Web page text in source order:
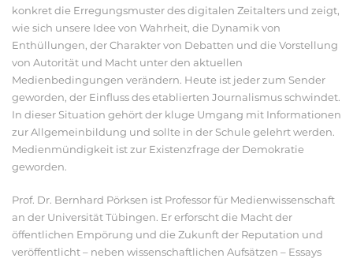
konkret die Erregungsmuster des digitalen Zeitalters und zeigt,
wie sich unsere Idee von Wahrheit, die Dynamik von
Enthüllungen, der Charakter von Debatten und die Vorstellung
von Autorität und Macht unter den aktuellen
Medienbedingungen verändern. Heute ist jeder zum Sender
geworden, der Einfluss des etablierten Journalismus schwindet.
In dieser Situation gehört der kluge Umgang mit Informationen
zur Allgemeinbildung und sollte in der Schule gelehrt werden.
Medienmündigkeit ist zur Existenzfrage der Demokratie
geworden.
Prof. Dr. Bernhard Pörksen ist Professor für Medienwissenschaft
an der Universität Tübingen. Er erforscht die Macht der
öffentlichen Empörung und die Zukunft der Reputation und
veröffentlicht – neben wissenschaftlichen Aufsätzen – Essays